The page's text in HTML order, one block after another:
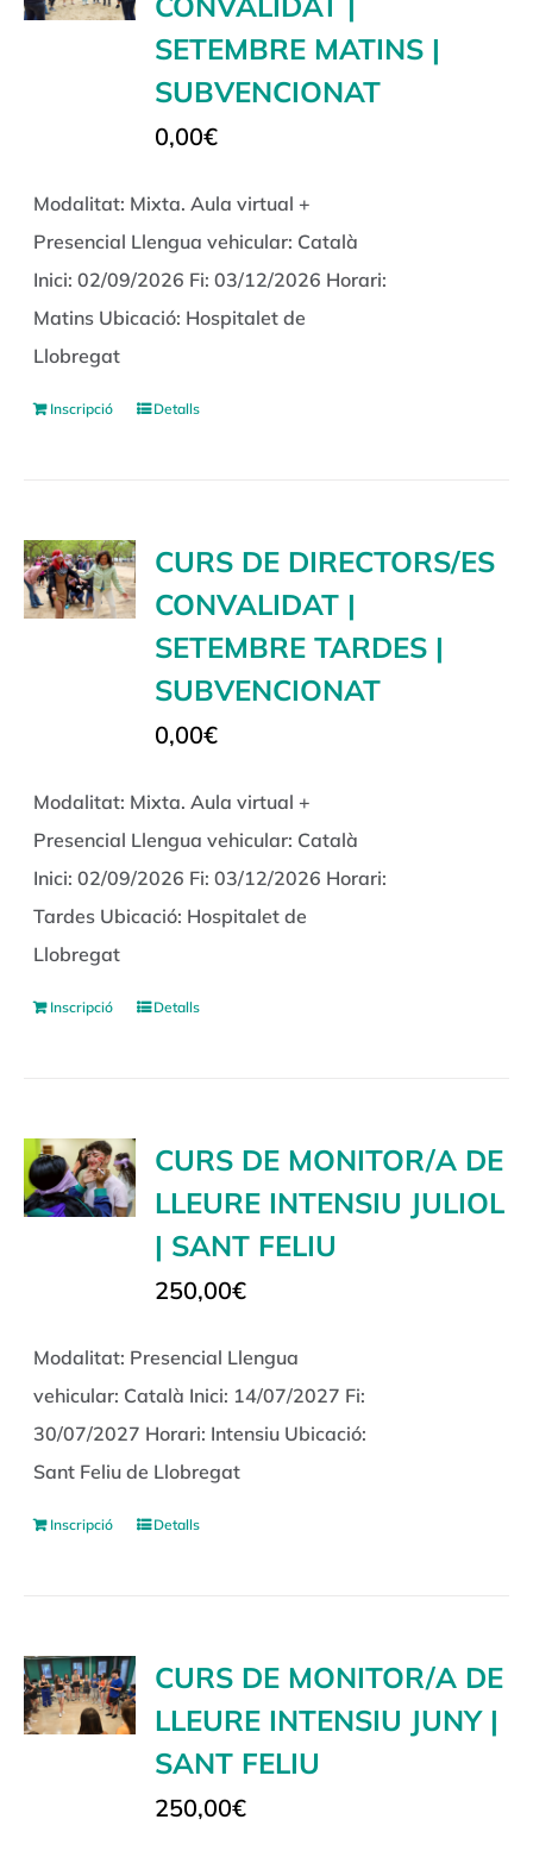
SETEMBRE MATINS |
SUBVENCIONAT
0,00€
Modalitat: Mixta. Aula virtual +
Presencial Llengua vehicular: Català
Inici: 02/09/2026 Fi: 03/12/2026 Horari:
Matins Ubicació: Hospitalet de
Llobregat
Inscripció Detalls
CURS DE DIRECTORS/ES
CONVALIDAT |
SETEMBRE TARDES |
SUBVENCIONAT
0,00€
Modalitat: Mixta. Aula virtual +
Presencial Llengua vehicular: Català
Inici: 02/09/2026 Fi: 03/12/2026 Horari:
Tardes Ubicació: Hospitalet de
Llobregat
Inscripció Detalls
CURS DE MONITOR/A DE
LLEURE INTENSIU JULIOL
| SANT FELIU
250,00€
Modalitat: Presencial Llengua
vehicular: Català Inici: 14/07/2027 Fi:
30/07/2027 Horari: Intensiu Ubicació:
Sant Feliu de Llobregat
Inscripció Detalls
CURS DE MONITOR/A DE
LLEURE INTENSIU JUNY |
SANT FELIU
250,00€